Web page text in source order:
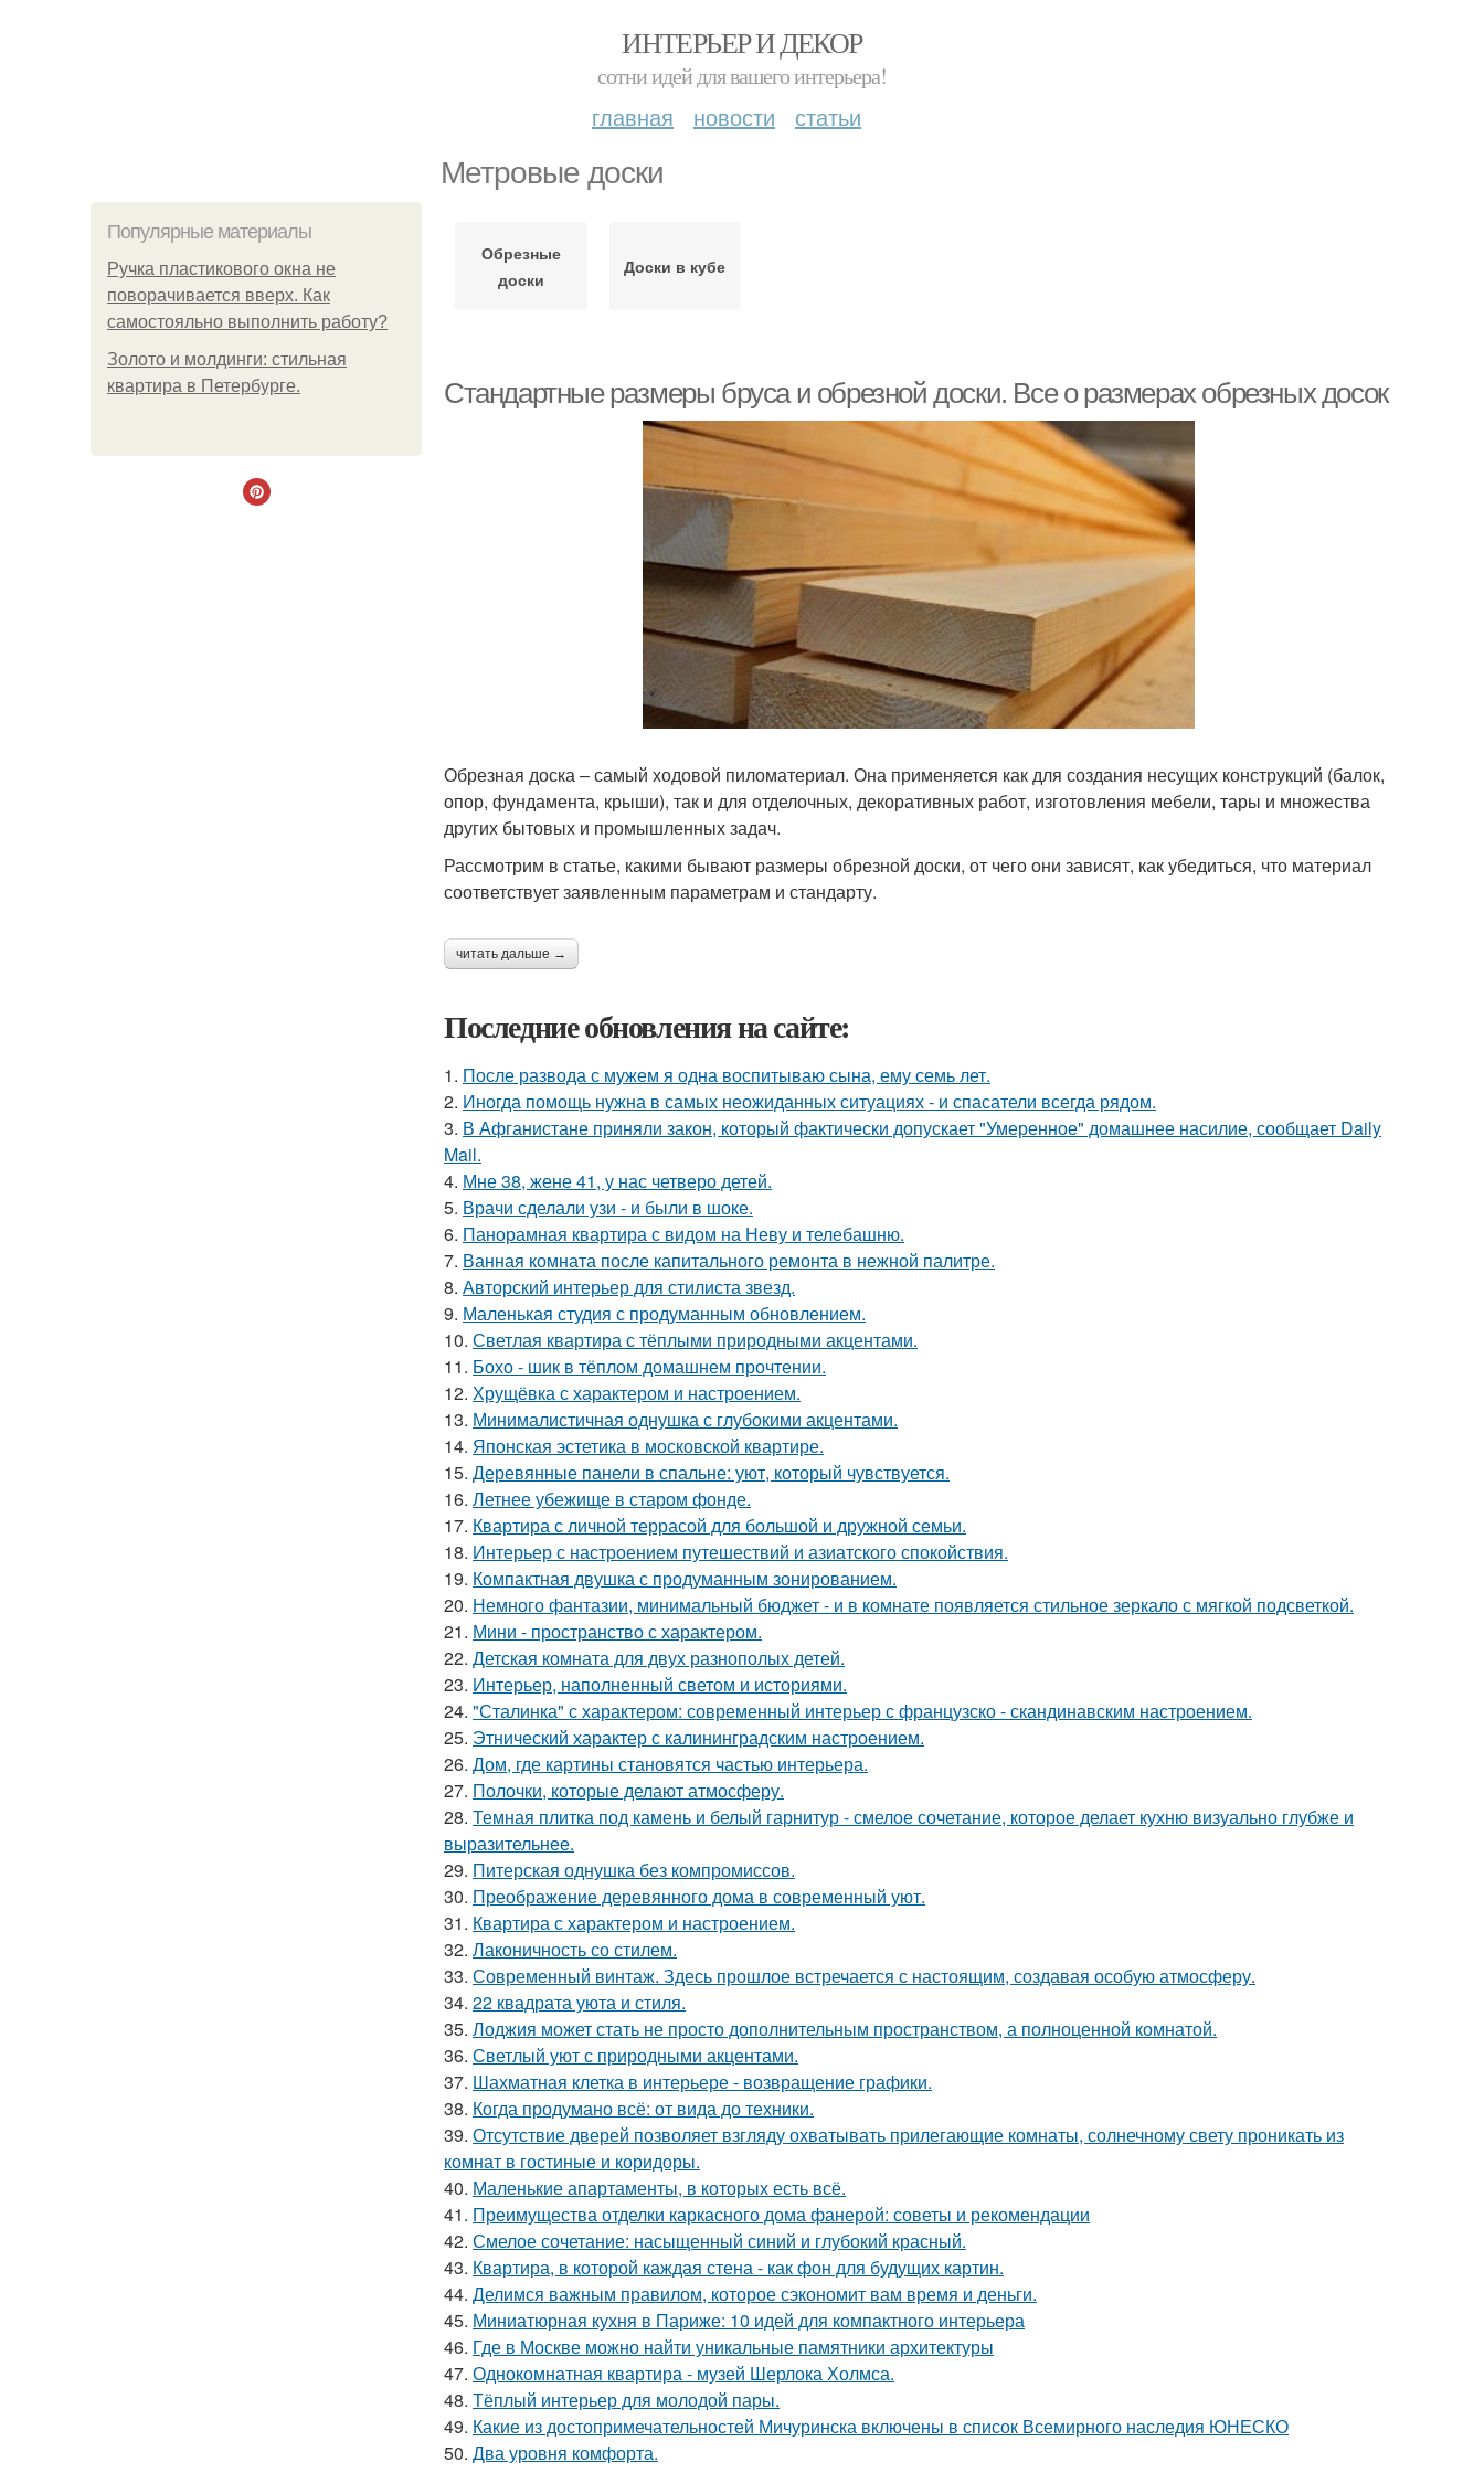
ИНТЕРЬЕР И ДЕКОР
сотни идей для вашего интерьера!
главная новости статьи
Метровые доски
Популярные материалы
Ручка пластикового окна не
поворачивается вверх. Как
самостояльно выполнить работу?
Золото и молдинги: стильная
квартира в Петербурге.
Обрезные
доски
Доски в кубе
Стандартные размеры бруса и обрезной доски. Все о размерах обрезных досок
Обрезная доска – самый ходовой пиломатериал. Она применяется как для создания несущих конструкций (балок,
опор, фундамента, крыши), так и для отделочных, декоративных работ, изготовления мебели, тары и множества
других бытовых и промышленных задач.
Рассмотрим в статье, какими бывают размеры обрезной доски, от чего они зависят, как убедиться, что материал
соответствует заявленным параметрам и стандарту.
читать дальше →
Последние обновления на сайте:
1. После развода с мужем я одна воспитываю сына, ему семь лет.
2. Иногда помощь нужна в самых неожиданных ситуациях - и спасатели всегда рядом.
3. В Афганистане приняли закон, который фактически допускает "Умеренное" домашнее насилие, сообщает Daily
Mail.
4. Мне 38, жене 41, у нас четверо детей.
5. Врачи сделали узи - и были в шоке.
6. Панорамная квартира с видом на Неву и телебашню.
7. Ванная комната после капитального ремонта в нежной палитре.
8. Авторский интерьер для стилиста звезд.
9. Маленькая студия с продуманным обновлением.
10. Светлая квартира с тёплыми природными акцентами.
11. Бохо - шик в тёплом домашнем прочтении.
12. Хрущёвка с характером и настроением.
13. Минималистичная однушка с глубокими акцентами.
14. Японская эстетика в московской квартире.
15. Деревянные панели в спальне: уют, который чувствуется.
16. Летнее убежище в старом фонде.
17. Квартира с личной террасой для большой и дружной семьи.
18. Интерьер с настроением путешествий и азиатского спокойствия.
19. Компактная двушка с продуманным зонированием.
20. Немного фантазии, минимальный бюджет - и в комнате появляется стильное зеркало с мягкой подсветкой.
21. Мини - пространство с характером.
22. Детская комната для двух разнополых детей.
23. Интерьер, наполненный светом и историями.
24. "Сталинка" с характером: современный интерьер с французско - скандинавским настроением.
25. Этнический характер с калининградским настроением.
26. Дом, где картины становятся частью интерьера.
27. Полочки, которые делают атмосферу.
28. Темная плитка под камень и белый гарнитур - смелое сочетание, которое делает кухню визуально глубже и
выразительнее.
29. Питерская однушка без компромиссов.
30. Преображение деревянного дома в современный уют.
31. Квартира с характером и настроением.
32. Лаконичность со стилем.
33. Современный винтаж. Здесь прошлое встречается с настоящим, создавая особую атмосферу.
34. 22 квадрата уюта и стиля.
35. Лоджия может стать не просто дополнительным пространством, а полноценной комнатой.
36. Светлый уют с природными акцентами.
37. Шахматная клетка в интерьере - возвращение графики.
38. Когда продумано всё: от вида до техники.
39. Отсутствие дверей позволяет взгляду охватывать прилегающие комнаты, солнечному свету проникать из
комнат в гостиные и коридоры.
40. Маленькие апартаменты, в которых есть всё.
41. Преимущества отделки каркасного дома фанерой: советы и рекомендации
42. Смелое сочетание: насыщенный синий и глубокий красный.
43. Квартира, в которой каждая стена - как фон для будущих картин.
44. Делимся важным правилом, которое сэкономит вам время и деньги.
45. Миниатюрная кухня в Париже: 10 идей для компактного интерьера
46. Где в Москве можно найти уникальные памятники архитектуры
47. Однокомнатная квартира - музей Шерлока Холмса.
48. Тёплый интерьер для молодой пары.
49. Какие из достопримечательностей Мичуринска включены в список Всемирного наследия ЮНЕСКО
50. Два уровня комфорта.